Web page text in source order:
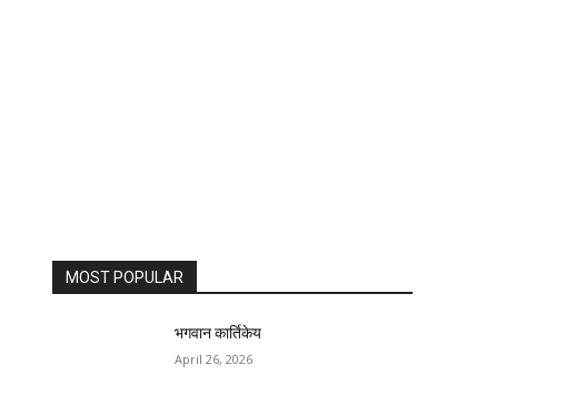
MOST POPULAR
भगवान कार्तिकेय
April 26, 2026